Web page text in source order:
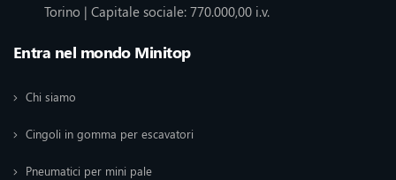
Torino | Capitale sociale: 770.000,00 i.v.
Entra nel mondo Minitop
Chi siamo
Cingoli in gomma per escavatori
Pneumatici per mini pale